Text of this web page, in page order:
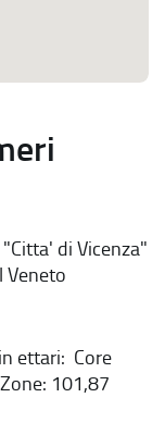
di Vicenza"
Veneto
ettari: Core
101,87